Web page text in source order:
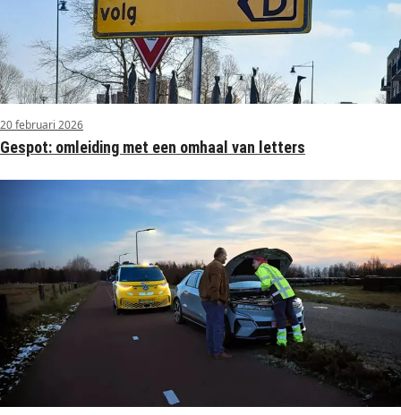
20 februari 2026
Gespot: omleiding met een omhaal van letters